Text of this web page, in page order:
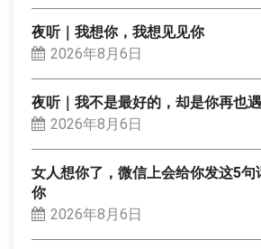
夜听｜我想你，我想见见你
2026年8月6日
夜听｜我不是最好的，却是你再也
2026年8月6日
女人想你了，微信上会给你发这5句
你
2026年8月6日